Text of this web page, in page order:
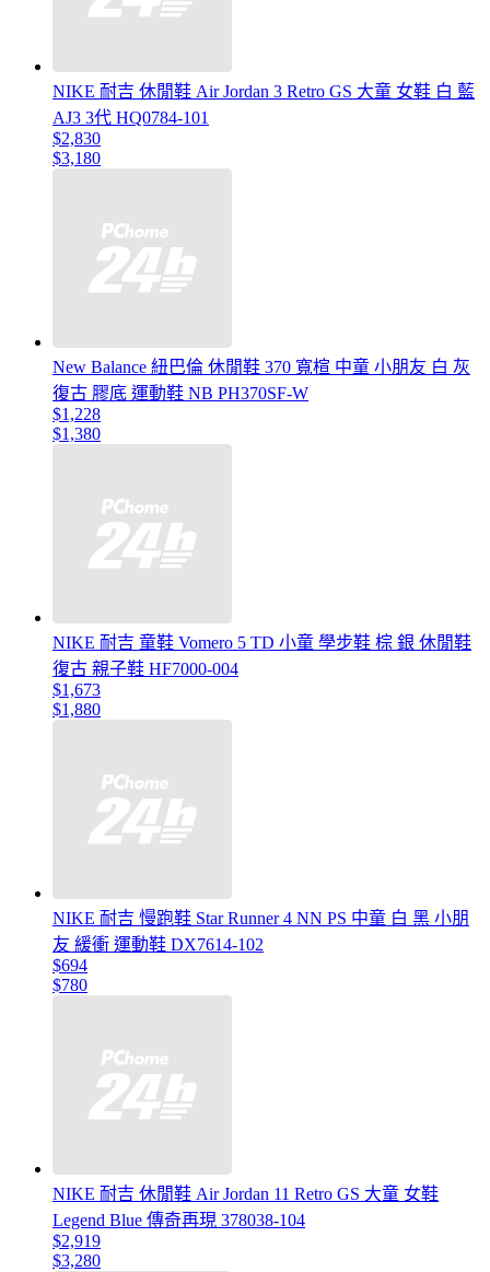
NIKE 耐吉 休閒鞋 Air Jordan 3 Retro GS 大童 女鞋 白 藍
AJ3 3代 HQ0784-101
$2,830
$3,180
New Balance 紐巴倫 休閒鞋 370 寬楦 中童 小朋友 白 灰
復古 膠底 運動鞋 NB PH370SF-W
$1,228
$1,380
NIKE 耐吉 童鞋 Vomero 5 TD 小童 學步鞋 棕 銀 休閒鞋
復古 親子鞋 HF7000-004
$1,673
$1,880
NIKE 耐吉 慢跑鞋 Star Runner 4 NN PS 中童 白 黑 小朋
友 緩衝 運動鞋 DX7614-102
$694
$780
NIKE 耐吉 休閒鞋 Air Jordan 11 Retro GS 大童 女鞋
Legend Blue 傳奇再現 378038-104
$2,919
$3,280